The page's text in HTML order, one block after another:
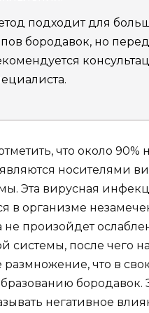
подходит для
бородавок, но
что около 90%
носителями
Эта вирусная
в организме
не произойдет
системы, после чего
размножение, что в
бородавок.
негативное